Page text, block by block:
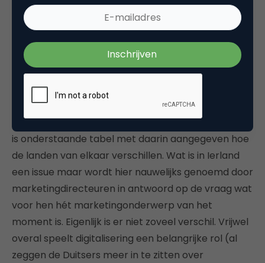
Employer Branding
Tot slot misschien wel de allermooiste om te delen
is onderstaande tabel met daarin aangegeven hoe
de landen van elkaar verschillen. Wat is in Ierland
een issue maar wordt hier nauwelijks genoemd door
marketingdirecteuren in antwoord op de vraag wat
voor hen hét marketingonderwerp van het
moment is. Eigenlijk is er niet zoveel verschil. Vrijwel
overal speelt digitalisering een belangrijke rol (al
zeggen de Duitsers meer in te zitten over